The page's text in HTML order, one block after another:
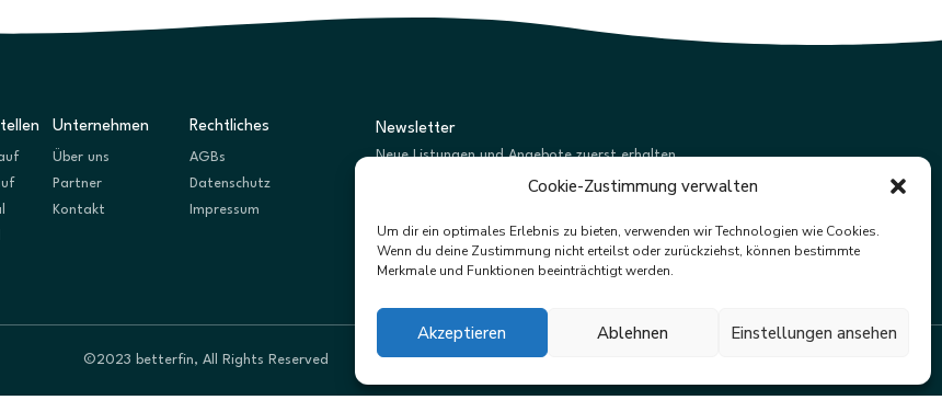
Cookie-Zustimmung verwalten
Um dir ein optimales Erlebnis zu bieten, verwenden wir Technologien wie Cookies.
Wenn du deine Zustimmung nicht erteilst oder zurückziehst, können bestimmte
Merkmale und Funktionen beeinträchtigt werden.
Akzeptieren Ablehnen Einstellungen ansehen
Unternehmen
Über uns
Partner
Kontakt
Rechtliches
AGBs
Datenschutz
Impressum
Newsletter
Neue Listungen und Angebote zuerst erhalten.
Abonnieren
©2023 betterfin, All Rights Reserved